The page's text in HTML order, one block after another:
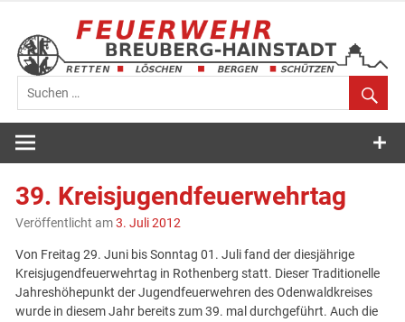
springen
Feuerwehr
Breuberg-
Hainstadt
39. Kreisjugendfeuerwehrtag
Veröffentlicht am3. Juli 2012
Von Freitag 29. Juni bis Sonntag 01. Juli fand der diesjährige
Kreisjugendfeuerwehrtag in Rothenberg statt. Dieser Traditionelle
Jahreshöhepunkt der Jugendfeuerwehren des Odenwaldkreises
wurde in diesem Jahr bereits zum 39. mal durchgeführt. Auch die